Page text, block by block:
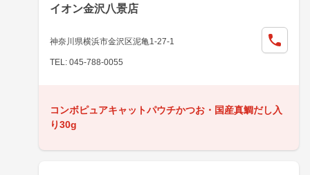
イオン金沢八景店
神奈川県横浜市金沢区泥亀1-27-1
TEL: 045-788-0055
コンボピュアキャットパウチかつお・国産真鯛だし入
り30g